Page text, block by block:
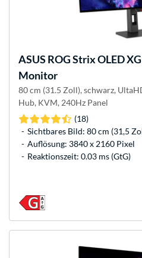
ASUS ROG Strix OLED
Monitor
80 cm (31.5 Zoll), schwarz,
Hub, KVM, 240Hz Panel
(18)
Sichtbares Bild: 80 cm (31,5
Auflösung: 3840 x 2160 Pixel
Reaktionszeit: 0.03 ms (GtG)